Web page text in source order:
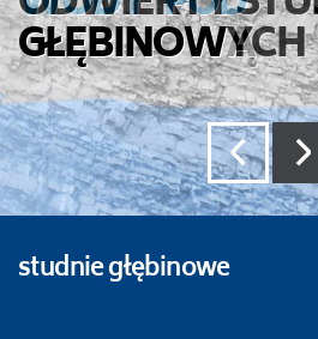
‹
GŁĘBINOWĄ
›
studnie głębinowe